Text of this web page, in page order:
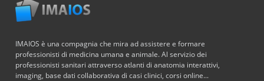
IMAIOS è una compagnia che mira ad assistere e formare
professionisti di medicina umana e animale. Al servizio dei
professionisti sanitari attraverso atlanti di anatomia interattivi,
imaging, base dati collaborativa di casi clinici, corsi online...